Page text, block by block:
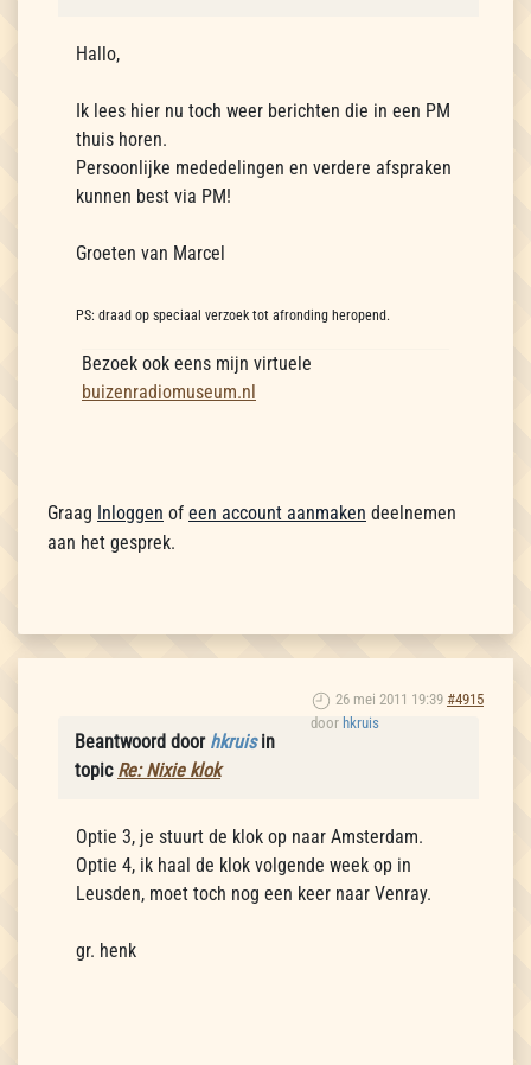
Hallo,
Ik lees hier nu toch weer berichten die in een PM
thuis horen.
Persoonlijke mededelingen en verdere afspraken
kunnen best via PM!
Groeten van Marcel
PS: draad op speciaal verzoek tot afronding heropend.
Bezoek ook eens mijn virtuele
buizenradiomuseum.nl
Graag Inloggen of een account aanmaken deelnemen
aan het gesprek.
26 mei 2011 19:39 #4915
door hkruis
Beantwoord door hkruisin
topic Re: Nixie klok
Optie 3, je stuurt de klok op naar Amsterdam.
Optie 4, ik haal de klok volgende week op in
Leusden, moet toch nog een keer naar Venray.
gr. henk